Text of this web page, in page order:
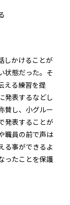
しかけることが
状態だった。そ
える練習を提
発表するなどし
賛し、小グルー
発表することが
職員の前で声は
る事ができるよ
ったことを保護